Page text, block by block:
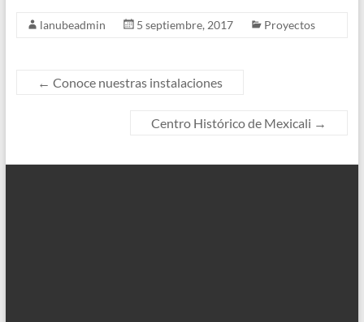
lanubeadmin 5 septiembre, 2017 Proyectos
← Conoce nuestras instalaciones
Centro Histórico de Mexicali →